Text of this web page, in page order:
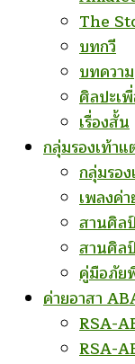
The
บทกวี
บทความ
ศิลปะเ
เรื่องสั้น
กลุ่มรองเท้าแ
กลุ่มรอ
เพลงค่
สานศิล
สานศิล
คู่มือภัย
ค่ายอาสา
RSA-
RSA-